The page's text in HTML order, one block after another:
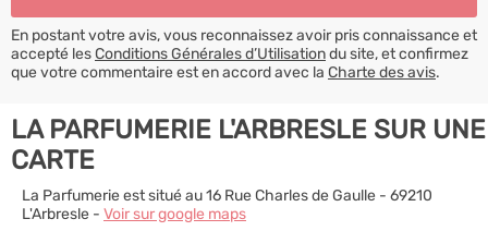
En postant votre avis, vous reconnaissez avoir pris connaissance et
accepté lesConditions Générales d’Utilisationdu site, et confirmez
que votre commentaire est en accord avec la Charte des avis.
LA PARFUMERIE L'ARBRESLE SUR UNE
CARTE
La Parfumerie est situé au 16 Rue Charles de Gaulle - 69210
L'Arbresle - Voir sur google maps